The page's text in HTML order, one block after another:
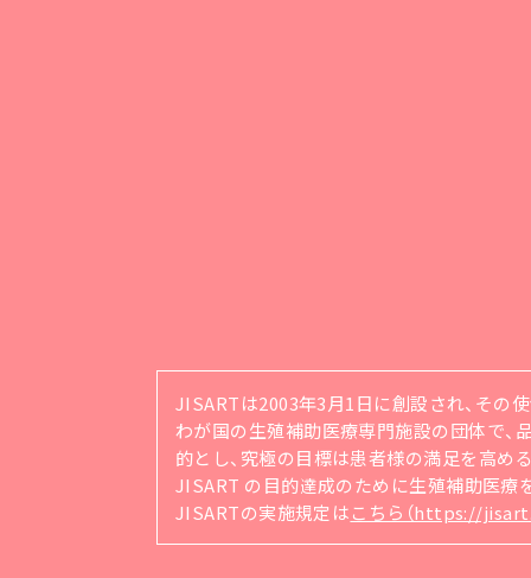
JISARTは2003年3月1日に創設され、その
わが国の生殖補助医療専門施設の団体で
的とし、究極の目標は患者様の満足を高め
JISART の目的達成のために生殖補助医療
JISARTの実施規定はこちら（https://